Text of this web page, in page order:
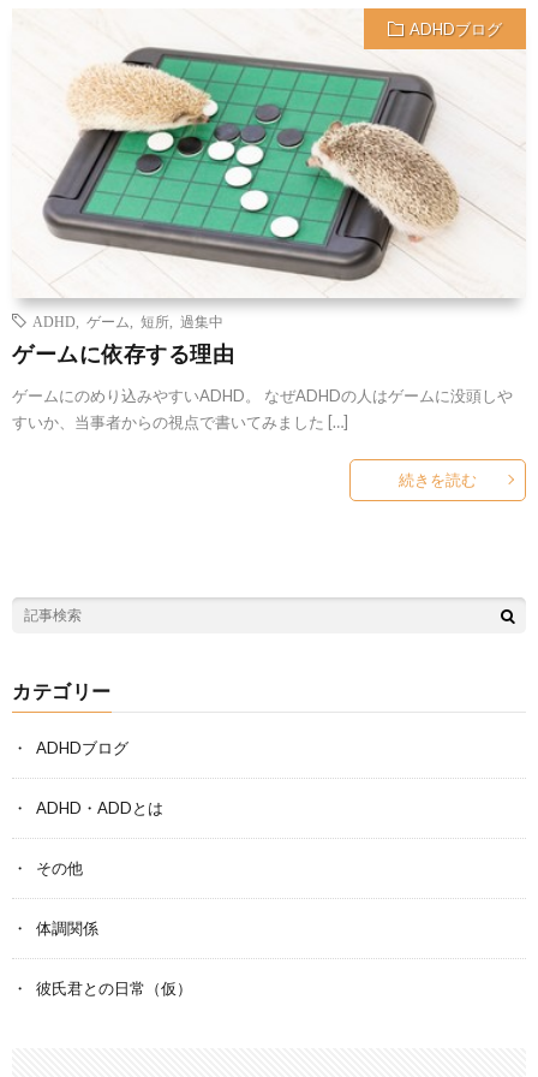
ADHDブログ
ADHD ゲーム 短所 過集中
ゲームに依存する理由
ゲームにのめり込みやすいADHD。 なぜADHDの人はゲームに没頭しや
すいか、当事者からの視点で書いてみました […]
続きを読む
カテゴリー
ADHDブログ
ADHD・ADDとは
その他
体調関係
彼氏君との日常（仮）